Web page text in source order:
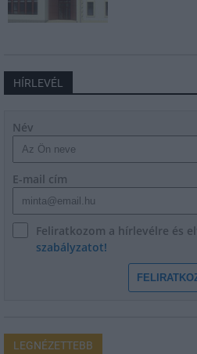
HÍRLEVÉL
Név
E-mail cím
Feliratkozom a hírlevélre és
szabályzatot!
LEGNÉZETTEBB